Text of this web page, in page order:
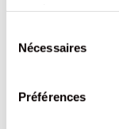
Nécessaires
Préférences